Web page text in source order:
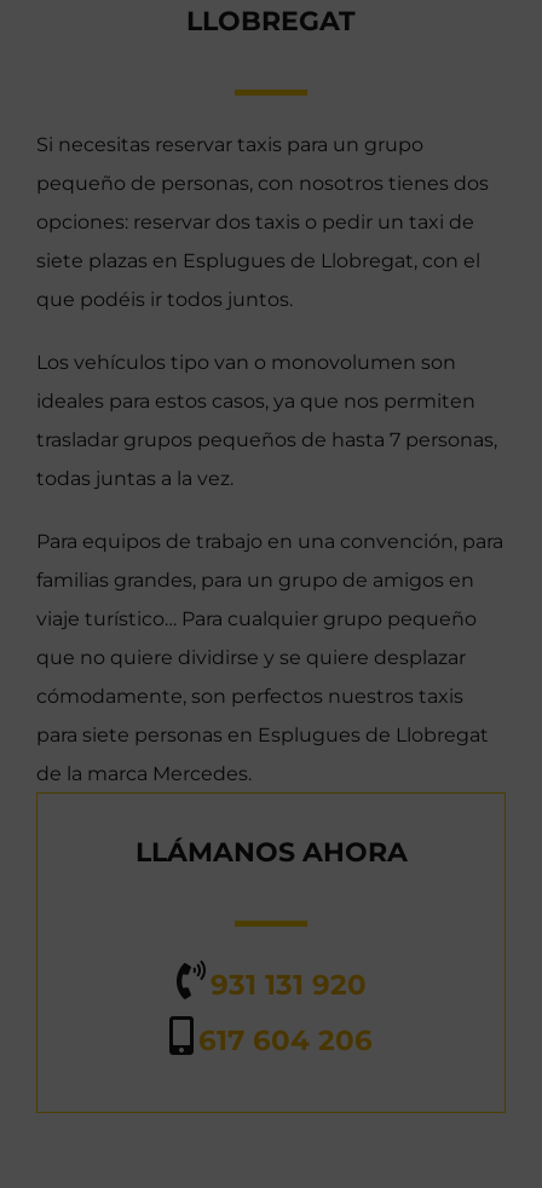
LLOBREGAT
Si necesitas reservar taxis para un grupo
pequeño de personas, con nosotros tienes dos
opciones: reservar dos taxis o pedir un taxi de
siete plazas en Esplugues de Llobregat, con el
que podéis ir todos juntos.
Los vehículos tipo van o monovolumen son
ideales para estos casos, ya que nos permiten
trasladar grupos pequeños de hasta 7 personas,
todas juntas a la vez.
Para equipos de trabajo en una convención, para
familias grandes, para un grupo de amigos en
viaje turístico… Para cualquier grupo pequeño
que no quiere dividirse y se quiere desplazar
cómodamente, son perfectos nuestros taxis
para siete personas en Esplugues de Llobregat
de la marca Mercedes.
LLÁMANOS AHORA
931 131 920
617 604 206